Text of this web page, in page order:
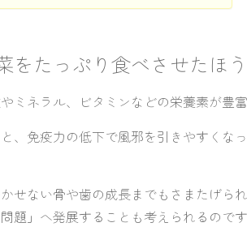
をたっぷり食べさせたほ
ミネラル、ビタミンなどの栄養素が豊
、免疫力の低下で風邪を引きやすくな
せない骨や歯の成長までもさまたげら
題」へ発展することも考えられるのです